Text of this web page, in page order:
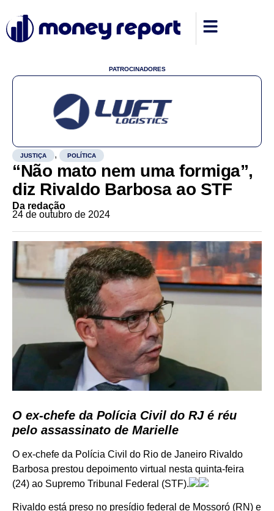
PATROCINADORES
JUSTIÇA , POLÍTICA
“Não mato nem uma formiga”,
diz Rivaldo Barbosa ao STF
Da redação
24 de outubro de 2024
O ex-chefe da Polícia Civil do RJ é réu
pelo assassinato de Marielle
O ex-chefe da Polícia Civil do Rio de Janeiro Rivaldo
Barbosa prestou depoimento virtual nesta quinta-feira
(24) ao Supremo Tribunal Federal (STF).
Rivaldo está preso no presídio federal de Mossoró (RN) e